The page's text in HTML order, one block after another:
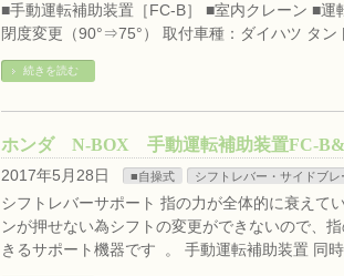
■手動運転補助装置［FC-B］ ■室内クレーン ■
閉度変更（90°⇒75°） 取付車種：ダイハツ タ
続きを読む
ホンダ N-BOX 手動運転補助装置FC-B&
2017年5月28日 ■自操式 シフトレバー・サイドブレ
シフトレバーサポート 指の力が全体的に衰えて
ンが押せない為シフトの変更ができないので、
きるサポート機器です 。 手動運転補助装置 同